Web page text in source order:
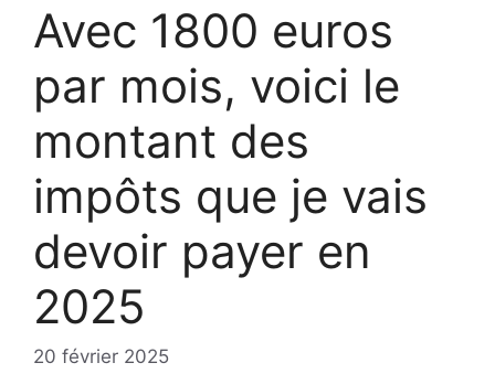
Avec 1800 euros
par mois, voici le
montant des
impôts que je vais
devoir payer en
2025
20 février 2025